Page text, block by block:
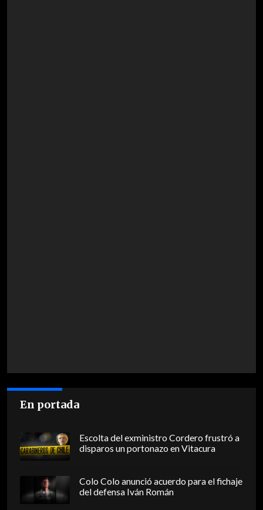
En portada
Escolta del exministro Cordero frustró a
disparos un portonazo en Vitacura
Colo Colo anunció acuerdo para el fichaje
del defensa Iván Román